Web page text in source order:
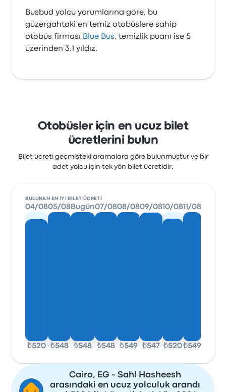
Busbud yolcu yorumlarına göre, bu
güzergahtaki en temiz otobüslere sahip
otobüs firması Blue Bus, temizlik puanı ise 5
üzerinden 3.1 yıldız.
Otobüsler için en ucuz bilet
ücretlerini bulun
Bilet ücreti geçmişteki aramalara göre bulunmuştur ve bir
adet yolcu için tek yön bilet ücretidir.
BULUNAN EN IYI BILET ÜCRETI
04/08
₺520
05/08
₺548
Bugün
₺548
07/08
₺548
08/08
₺549
09/08
₺547
10/08
₺520
11/08
₺549
Cairo, EG - Sahl Hasheesh
arasındaki en ucuz yolculuk arandı